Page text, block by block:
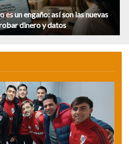
un engaño: así son las nuevas
dinero y datos